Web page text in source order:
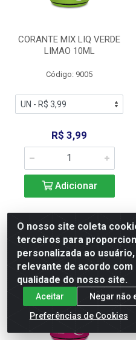
CORANTE MIX LIQ VERDE
LIMAO 10ML
Código: 9005
R$ 3,99
Adicionar
O nosso site coleta
terceiros para
personalizada ao
relevante de acordo
qualidade do nosso site.
Aceitar
Negar não
Preferências de Cookies